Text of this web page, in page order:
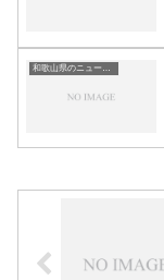
和歌山県のニュース一覧